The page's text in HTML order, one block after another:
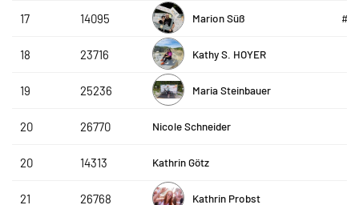
17 14095 Marion Süß
18 23716 Kathy S. HOYER
19 25236 Maria Steinbauer
20 26770 Nicole Schneider
20 14313 Kathrin Götz
21 26768 Kathrin Probst